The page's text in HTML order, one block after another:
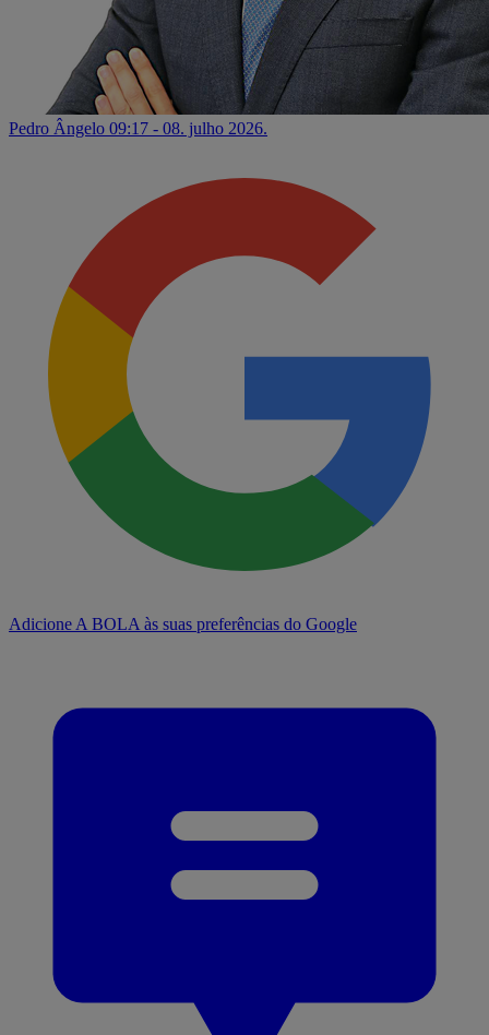
Pedro Ângelo 09:17 - 08. julho 2026.
Adicione A BOLA às suas preferências do Google